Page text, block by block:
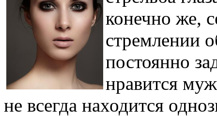
конечно же,
стремлении
постоянно
нравится
не всегда находится